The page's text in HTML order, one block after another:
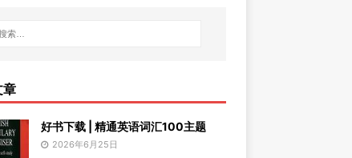
章
好书下载 | 精通英语词汇100主题
2026年6月25日